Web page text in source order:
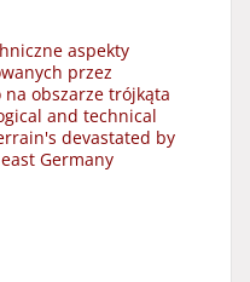
aspekty
przez
obszarze trójkąta
and technical
devastated by
Germany